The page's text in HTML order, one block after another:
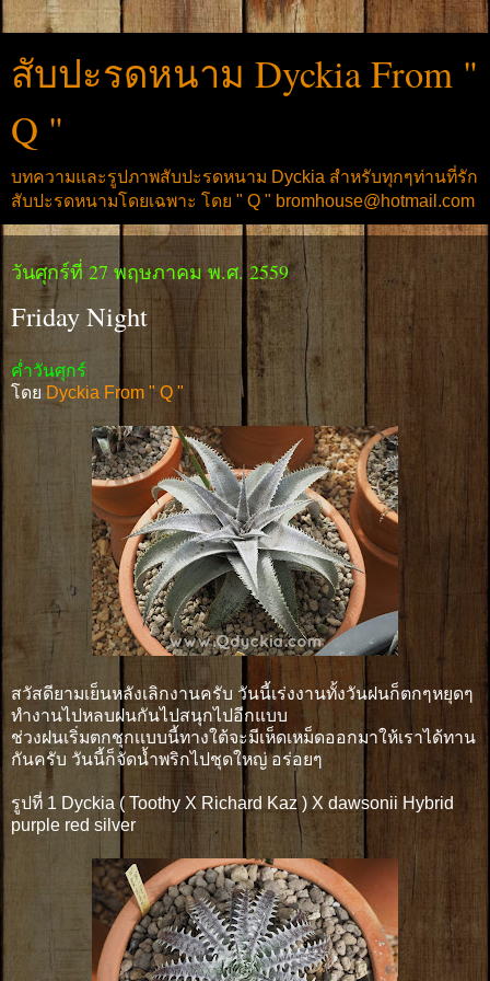
สับปะรดหนาม Dyckia From "
Q "
บทความและรูปภาพสับปะรดหนาม Dyckia สำหรับทุกๆท่านที่รัก
สับปะรดหนามโดยเฉพาะ โดย " Q " bromhouse@hotmail.com
วันศุกร์ที่ 27 พฤษภาคม พ.ศ. 2559
Friday Night
ค่ำวันศุกร์
โดย Dyckia From " Q "
สวัสดียามเย็นหลังเลิกงานครับ วันนี้เร่งงานทั้งวันฝนก็ตกๆหยุดๆ
ทำงานไปหลบฝนกันไปสนุกไปอีกแบบ
ช่วงฝนเริ่มตกชุกเเบบนี้ทางใต้จะมีเห็ดเหม็ดออกมาให้เราได้ทาน
กันครับ วันนี้ก็จัดน้ำพริกไปชุดใหญ่ อร่อยๆ
รูปที่ 1 Dyckia ( Toothy X Richard Kaz ) X dawsonii Hybrid
purple red silver